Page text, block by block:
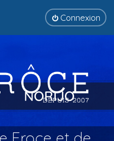
Connexion